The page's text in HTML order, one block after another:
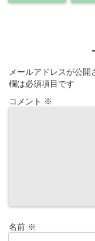
-
メールアドレスが公開
欄は必須項目です
コメント ※
名前 ※